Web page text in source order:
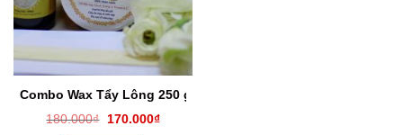
Combo Wax Tẩy Lông 250 gram + Mỡ Trăn Shiny 50ML
180.000₫ 170.000₫